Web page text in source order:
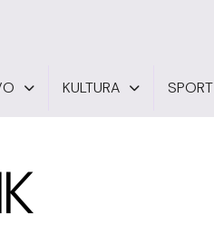
KULTURA SPORT